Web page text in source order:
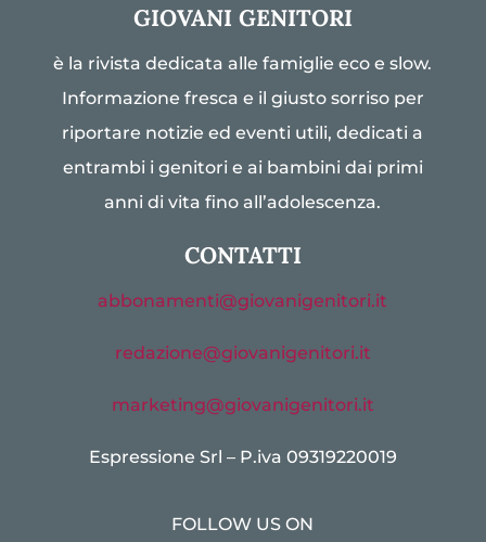
GIOVANI GENITORI
è la rivista dedicata alle famiglie eco e slow.
Informazione fresca e il giusto sorriso per
riportare notizie ed eventi utili, dedicati a
entrambi i genitori e ai bambini dai primi
anni di vita fino all’adolescenza.
CONTATTI
abbonamenti@giovanigenitori.it
redazione@giovanigenitori.it
marketing@giovanigenitori.it
Espressione Srl – P.iva 09319220019
FOLLOW US ON